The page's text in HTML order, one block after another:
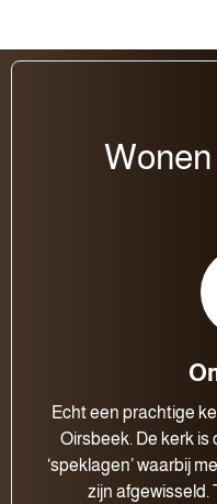
Echt een prachtige
Oirsbeek. De kerk
‘speklagen’ waarbij
zijn afgewisseld.